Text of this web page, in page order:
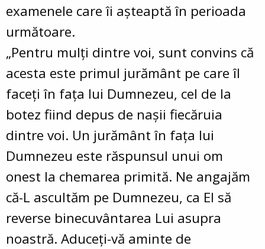
examenele care îi așteaptă în perioada
următoare.
„Pentru mulți dintre voi, sunt convins că
acesta este primul jurământ pe care îl
faceți în fața lui Dumnezeu, cel de la
botez fiind depus de nașii fiecăruia
dintre voi. Un jurământ în fața lui
Dumnezeu este răspunsul unui om
onest la chemarea primită. Ne angajăm
că-L ascultăm pe Dumnezeu, ca El să
reverse binecuvântarea Lui asupra
noastră. Aduceți-vă aminte de